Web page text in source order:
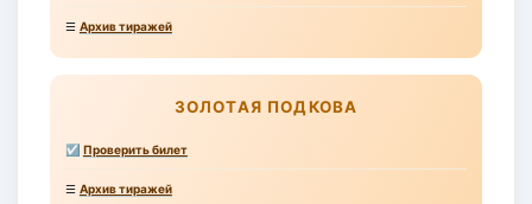
☰ Архив тиражей
ЗОЛОТАЯ ПОДКОВА
☑ Проверить билет
☰ Архив тиражей